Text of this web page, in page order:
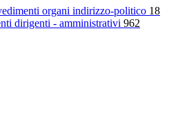
organi indirizzo-politico 18
dirigenti - amministrativi 962